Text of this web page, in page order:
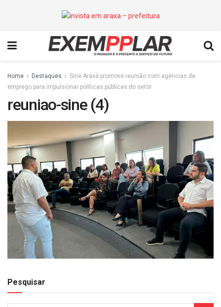
Home Destaques
Sine Araxá promove reunião com agências de
emprego para impulsionar políticas públicas do setor
reuniao-sine (4)
Pesquisar